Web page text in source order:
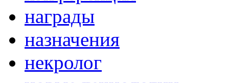
награды
назначения
некролог